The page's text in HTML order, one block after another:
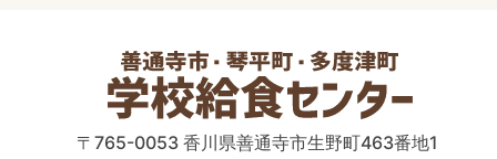
〒765-0053 香川県善通寺市生野町463番地1